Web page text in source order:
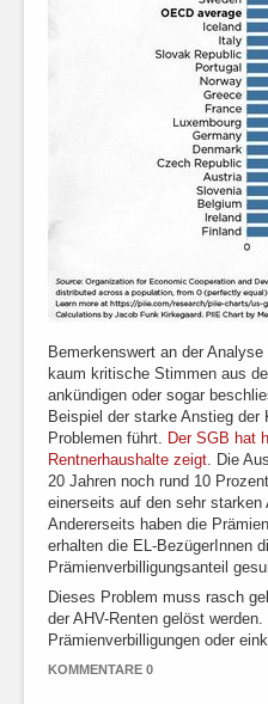
Bemerkenswert an der
kaum kritische Stimmen aus
ankündigen oder sogar
Beispiel der starke Anstieg
Problemen führt. Der SGB hat
Rentnerhaushalte zeigt. Die
20 Jahren noch rund 10
einerseits auf den sehr
Andererseits haben die
erhalten die EL-BezügerInnen
Prämienverbilligungsanteil
Dieses Problem muss rasch
der AHV-Renten gelöst
Prämienverbilligungen oder
KOMMENTARE 0